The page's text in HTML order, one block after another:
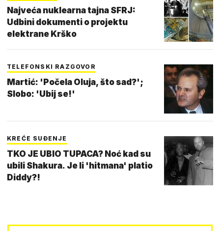
Najveća nuklearna tajna SFRJ:
Udbini dokumenti o projektu
elektrane Krško
TELEFONSKI RAZGOVOR
Martić: 'Počela Oluja, što sad?';
Slobo: 'Ubij se!'
KREĆE SUĐENJE
TKO JE UBIO TUPACA? Noć kad su
ubili Shakura. Je li 'hitmana' platio
Diddy?!